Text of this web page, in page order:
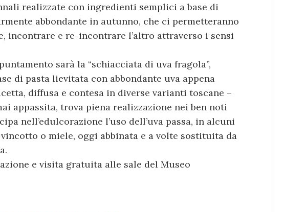
realizzate con ingredienti semplici a base di
abbondante in autunno, che ci permetteranno
incontrare e re-incontrare l’altro attraverso i sensi
sarà la “schiacciata di uva fragola”,
di pasta lievitata con abbondante uva appena
diffusa e contesa in diverse varianti toscane –
appassita, trova piena realizzazione nei ben noti
nell’edulcorazione l’uso dell’uva passa, in alcuni
o miele, oggi abbinata e a volte sostituita da
e visita gratuita alle sale del Museo